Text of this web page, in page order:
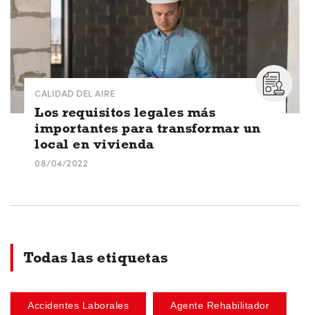
CALIDAD DEL AIRE
Los requisitos legales más
importantes para transformar un
local en vivienda
08/04/2022
Todas las etiquetas
Accidentes Laborales Agente Rehabilitador